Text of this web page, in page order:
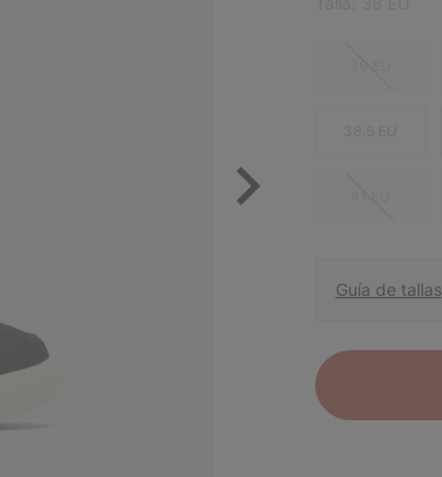
Guía de tallas